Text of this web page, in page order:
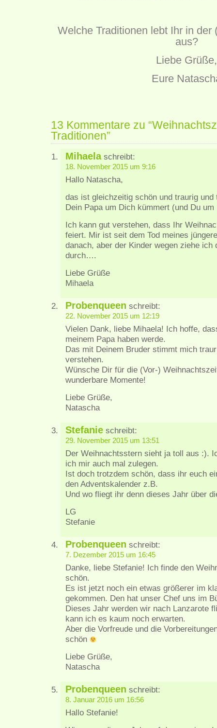
Welche Traditionen lebt Ihr in der
aus?
Liebe Grüße,
Eure
13 Kommentare zu
Traditionen”
Mihaelaschreibt:
18. November 2015 um 9:16
Hallo Natascha,
das ist gleichzeitig schön und traurig
Dein Papa um Dich kümmert (und Du um
Ich kann gut verstehen, dass Ihr
feiert. Mir ist seit dem Tod meines
danach, aber der Kinder wegen ziehe ich
durch….
Liebe Grüße
Mihaela
Probenqueen schreibt:
22. November 2015 um 12:19
Vielen Dank, liebe Mihaela! Ich hoffe,
meinem Papa haben werde.
Das mit Deinem Bruder stimmt mich
verstehen.
Wünsche Dir für die (Vor-)
wunderbare Momente!
Liebe Grüße,
Natascha
Stefanie schreibt:
29. November 2015 um 13:51
Der Weihnachtsstern sieht ja toll aus :).
ich mir auch mal zulegen.
Ist doch trotzdem schön, dass ihr euch
den Adventskalender z.B.
Und wo fliegt ihr denn dieses Jahr über
LG
Stefanie
Probenqueen schreibt:
7. Dezember 2015 um 16:45
Danke, liebe Stefanie! Ich finde den
schön.
Es ist jetzt noch ein etwas größerer im
gekommen. Den hat unser Chef uns im
Dieses Jahr werden wir nach Lanzarote
kann ich es kaum noch erwarten.
Aber die Vorfreude und die
schön
Liebe Grüße,
Natascha
Probenqueen schreibt:
8. Januar 2016 um 16:56
Hallo Stefanie!